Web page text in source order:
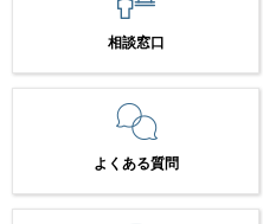
相談窓口
よくある質問